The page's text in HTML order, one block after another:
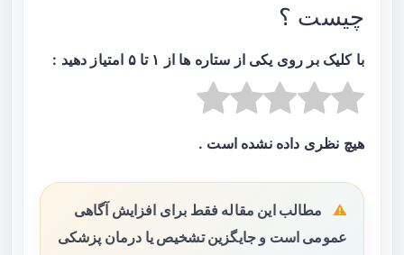
چیست ؟
با کلیک بر روی یکی از ستاره ها از ۱ تا ۵ امتیاز دهید :
هیچ نظری داده نشده است .
مطالب این مقاله فقط برای افزایش آگاهی
عمومی است و جایگزین تشخیص یا درمان پزشکی